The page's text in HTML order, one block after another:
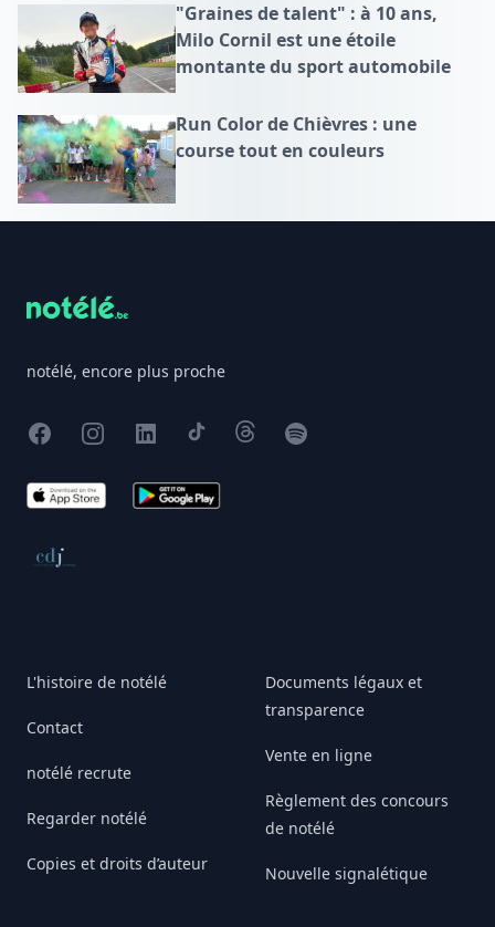
"Graines de talent" : à 10 ans,
Milo Cornil est une étoile
montante du sport automobile
Run Color de Chièvres : une
course tout en couleurs
notélé, encore plus proche
FacebookInstagram
X TikTokThreadsSpotify
App Store Google Play
Conseil de déontologie journalistique
L'histoire de notélé
Contact
notélé recrute
Regarder notélé
Copies et droits d’auteur
Documents légaux et
transparence
Vente en ligne
Règlement des concours
de notélé
Nouvelle signalétique